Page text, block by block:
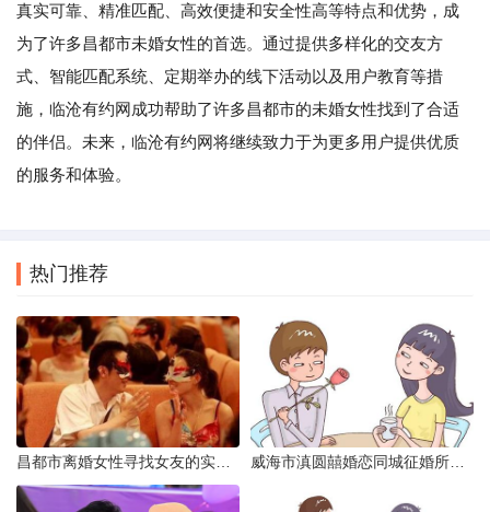
真实可靠、精准匹配、高效便捷和安全性高等特点和优势，成
为了许多昌都市未婚女性的首选。通过提供多样化的交友方
式、智能匹配系统、定期举办的线下活动以及用户教育等措
施，临沧有约网成功帮助了许多昌都市的未婚女性找到了合适
的伴侣。未来，临沧有约网将继续致力于为更多用户提供优质
的服务和体验。
热门推荐